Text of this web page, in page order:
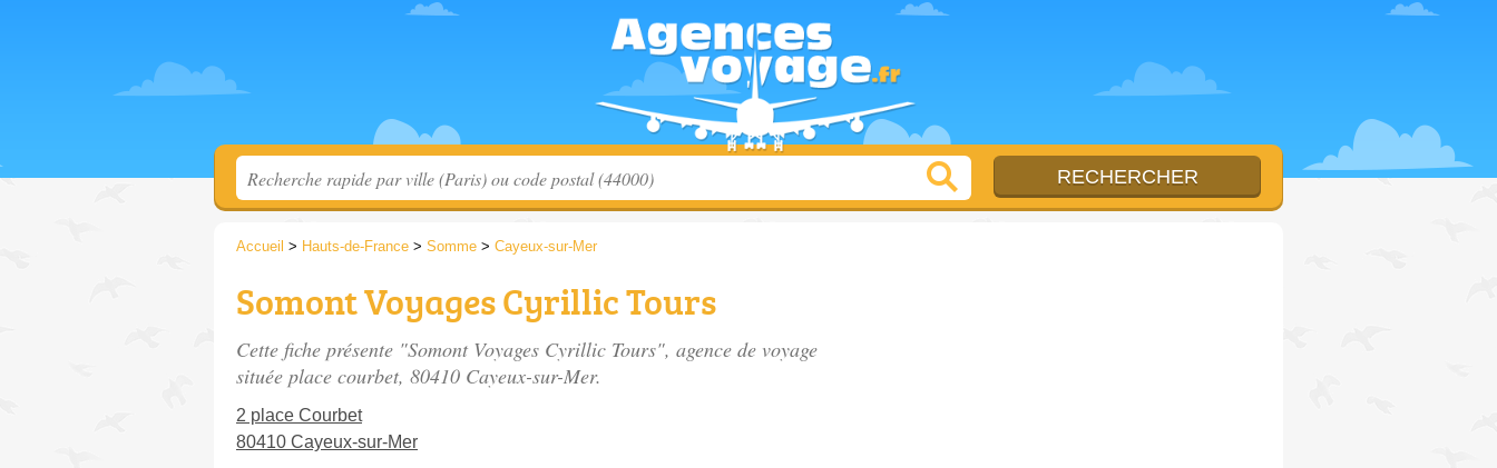
Accueil > Hauts-de-France > Somme > Cayeux-sur-Mer
Somont Voyages Cyrillic Tours
Cette fiche présente "Somont Voyages Cyrillic Tours", agence de voyage
située place courbet, 80410 Cayeux-sur-Mer.
2 place Courbet
80410 Cayeux-sur-Mer